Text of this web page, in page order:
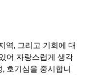
역, 그리고 기회에 대
어 자랑스럽게 생각
호기심을 중시합니